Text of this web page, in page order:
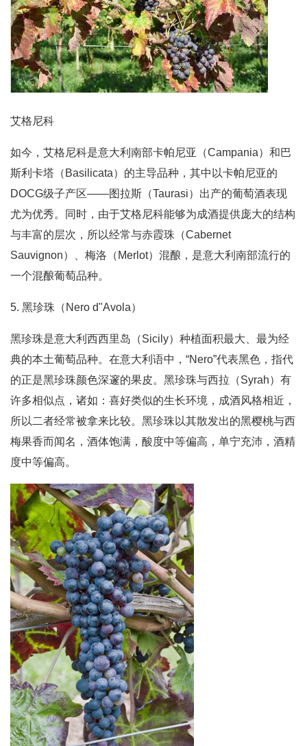
艾格尼科
如今，艾格尼科是意大利南部卡帕尼亚（Campania）和巴
斯利卡塔（Basilicata）的主导品种，其中以卡帕尼亚的
DOCG级子产区——图拉斯（Taurasi）出产的葡萄酒表现
尤为优秀。同时，由于艾格尼科能够为成酒提供庞大的结构
与丰富的层次，所以经常与赤霞珠（Cabernet
Sauvignon）、梅洛（Merlot）混酿，是意大利南部流行的
一个混酿葡萄品种。
5. 黑珍珠（Nero d"Avola）
黑珍珠是意大利西西里岛（Sicily）种植面积最大、最为经
典的本土葡萄品种。在意大利语中，“Nero”代表黑色，指代
的正是黑珍珠颜色深邃的果皮。黑珍珠与西拉（Syrah）有
许多相似点，诸如：喜好类似的生长环境，成酒风格相近，
所以二者经常被拿来比较。黑珍珠以其散发出的黑樱桃与西
梅果香而闻名，酒体饱满，酸度中等偏高，单宁充沛，酒精
度中等偏高。